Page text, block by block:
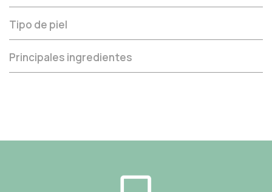
Tipo de piel
Principales ingredientes